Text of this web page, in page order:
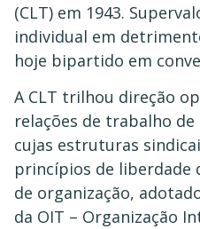
(CLT) em 1943.
individual em
hoje bipartido em
A CLT trilhou direção
relações de trabalho
cujas estruturas
princípios de liberdade
de organização,
da OIT – Organização